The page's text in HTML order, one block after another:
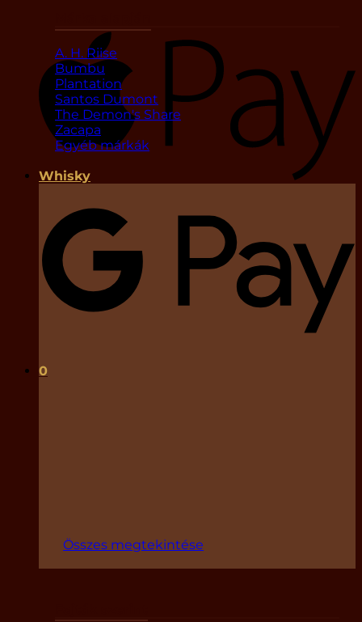
0
A. H. Riise
Bumbu
Plantation
Santos Dumont
The Demon's Share
Zacapa
Egyéb márkák
Whisky
Összes megtekintése